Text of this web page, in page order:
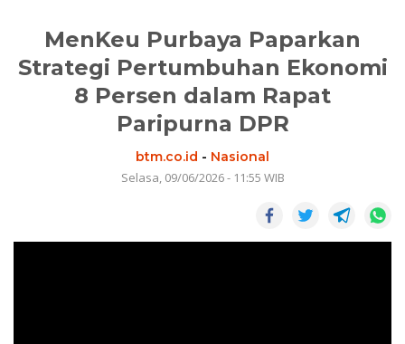
MenKeu Purbaya Paparkan
Strategi Pertumbuhan Ekonomi
8 Persen dalam Rapat
Paripurna DPR
btm.co.id - Nasional
Selasa, 09/06/2026 - 11:55 WIB